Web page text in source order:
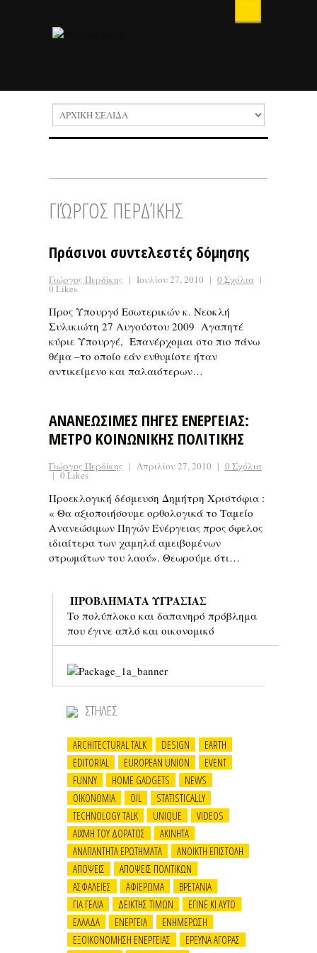
ΓΙΏΡΓΟΣ ΠΕΡΔΊΚΗΣ
Πράσινοι συντελεστές δόμησης
Γιώργος Περδίκης | Ιουλίου 27, 2010 | 0 Σχόλια |
0 Likes
Προς Υπουργό Εσωτερικών κ. Νεοκλή
Συλικιώτη 27 Αυγούστου 2009 Αγαπητέ
κύριε Υπουργέ, Επανέρχομαι στο πιο πάνω
θέμα –το οποίο εάν ενθυμίστε ήταν
αντικείμενο και παλαιότερων…
ΑΝΑΝΕΩΣΙΜΕΣ ΠΗΓΕΣ ΕΝΕΡΓΕΙΑΣ:
ΜΕΤΡΟ ΚΟΙΝΩΝΙΚΗΣ ΠΟΛΙΤΙΚΗΣ
Γιώργος Περδίκης | Απριλίου 27, 2010 | 0 Σχόλια
| 0 Likes
Προεκλογική δέσμευση Δημήτρη Χριστόφια :
« Θα αξιοποιήσουμε ορθολογικά το Ταμείο
Ανανεώσιμων Πηγών Ενέργειας προς όφελος
ιδιαίτερα των χαμηλά αμειβομένων
στρωμάτων του λαού». Θεωρούμε ότι…
ΠΡΟΒΛΗΜΑΤΑ ΥΓΡΑΣΙΑΣ
Το πολύπλοκο και δαπανηρό πρόβλημα
που έγινε απλό και οικονομικό
ΣΤΗΛΕΣ
ARCHITECTURAL TALK DESIGN
EARTH
EDITORIAL
EUROPEAN UNION
EVENT
FUNNY
HOME GADGETS
NEWS
OIKONOMIA
OIL
STATISTICALLY
TECHNOLOGY TALK
UNIQUE
VIDEOS
ΑΙΧΜΗ ΤΟΥ ΔΟΡΑΤΟΣ
ΑΚΙΝΗΤΑ
ΑΝΑΠΑΝΤΗΤΑ ΕΡΩΤΗΜΑΤΑ
ΑΝΟΙΚΤΗ ΕΠΙΣΤΟΛΗ
ΑΠΟΨΕΙΣ
ΑΠΟΨΕΙΣ ΠΟΛΙΤΙΚΩΝ
ΑΣΦΑΛΕΙΕΣ
ΑΦΙΕΡΩΜΑ
ΒΡΕΤΑΝΙΑ
ΓΙΑ ΓΕΛΙΑ
ΔΕΙΚΤΗΣ ΤΙΜΩΝ
ΕΓΙΝΕ ΚΙ ΑΥΤΟ
ΕΛΛΑΔΑ
ΕΝΕΡΓΕΙΑ
ΕΝΗΜΕΡΩΣΗ
ΕΞΟΙΚΟΝΟΜΗΣΗ ΕΝΕΡΓΕΙΑΣ
ΕΡΕΥΝΑ ΑΓΟΡΑΣ